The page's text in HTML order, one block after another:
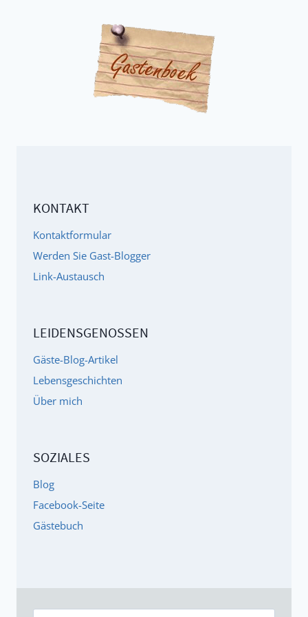
KONTAKT
Kontaktformular
Werden Sie Gast-Blogger
Link-Austausch
LEIDENSGENOSSEN
Gäste-Blog-Artikel
Lebensgeschichten
Über mich
SOZIALES
Blog
Facebook-Seite
Gästebuch